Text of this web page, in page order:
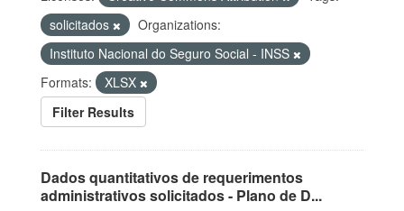
solicitados
Organizations:
Instituto Nacional do Seguro Social - INSS
Formats:
XLSX
Filter Results
Dados quantitativos de requerimentos
administrativos solicitados - Plano de D...